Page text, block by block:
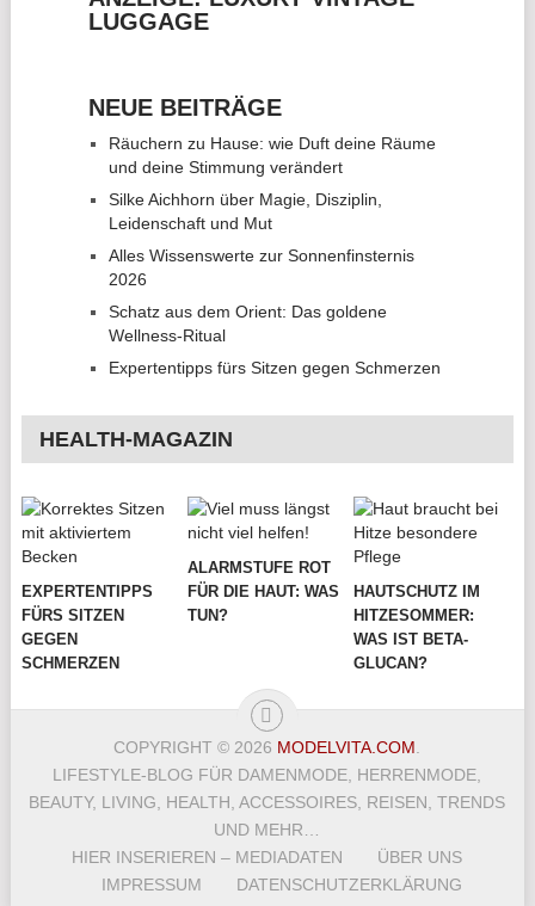
LUGGAGE
NEUE BEITRÄGE
Räuchern zu Hause: wie Duft deine Räume
und deine Stimmung verändert
Silke Aichhorn über Magie, Disziplin,
Leidenschaft und Mut
Alles Wissenswerte zur Sonnenfinsternis
2026
Schatz aus dem Orient: Das goldene
Wellness-Ritual
Expertentipps fürs Sitzen gegen Schmerzen
HEALTH-MAGAZIN
EXPERTENTIPPS
FÜRS SITZEN
GEGEN
SCHMERZEN
ALARMSTUFE ROT
FÜR DIE HAUT: WAS
TUN?
HAUTSCHUTZ IM
HITZESOMMER:
WAS IST BETA-
GLUCAN?
COPYRIGHT © 2026 MODELVITA.COM.
LIFESTYLE-BLOG FÜR DAMENMODE, HERRENMODE,
BEAUTY, LIVING, HEALTH, ACCESSOIRES, REISEN, TRENDS
UND MEHR…
HIER INSERIEREN – MEDIADATEN
ÜBER UNS
IMPRESSUM
DATENSCHUTZERKLÄRUNG